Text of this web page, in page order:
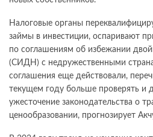
Налоговые органы
займы в инвестиции, оспаривают
по соглашениям об избежании
(СИДН) с недружественными
соглашения еще действовали,
текущем году больше проверять и
ужесточение законодательства о
ценообразовании, прогнозирует